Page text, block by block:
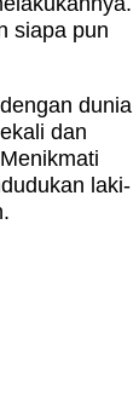
siapa pun
dunia
dan
laki-